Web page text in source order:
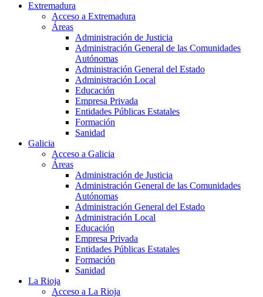
Extremadura
Acceso a Extremadura
Áreas
Administración de Justicia
Administración General de las Comunidades
Autónomas
Administración General del Estado
Administración Local
Educación
Empresa Privada
Entidades Públicas Estatales
Formación
Sanidad
Galicia
Acceso a Galicia
Áreas
Administración de Justicia
Administración General de las Comunidades
Autónomas
Administración General del Estado
Administración Local
Educación
Empresa Privada
Entidades Públicas Estatales
Formación
Sanidad
La Rioja
Acceso a La Rioja